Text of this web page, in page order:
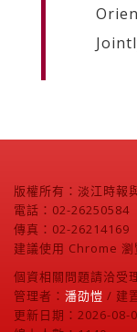
版權所有：淡江時報
電話：02-26250584
傳真：02-26214169
建議使用 Chrome 瀏
個資相關問題請洽受
管理者： 潘劭愷 / 建
更新日期：2026-08-